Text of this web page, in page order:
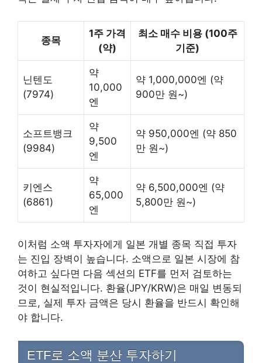
종목
1주 가격
(약)
최소 매수 비용 (100주
기준)
닌텐도
(7974)
약
10,000
엔
약 1,000,000엔 (약
900만 원~)
소프트뱅크
(9984)
약
9,500
엔
약 950,000엔 (약 850
만 원~)
키엔스
(6861)
약
65,000
엔
약 6,500,000엔 (약
5,800만 원~)
이처럼 소액 투자자에게 일본 개별 종목 직접 투자
는 진입 장벽이 높습니다. 소액으로 일본 시장에 참
여하고 싶다면 다음 섹션의 ETF를 먼저 검토하는
것이 현실적입니다. 환율(JPY/KRW)은 매일 변동되
므로, 실제 투자 금액은 당시 환율을 반드시 확인해
야 합니다.
ETF로 소액 분산 투자하기